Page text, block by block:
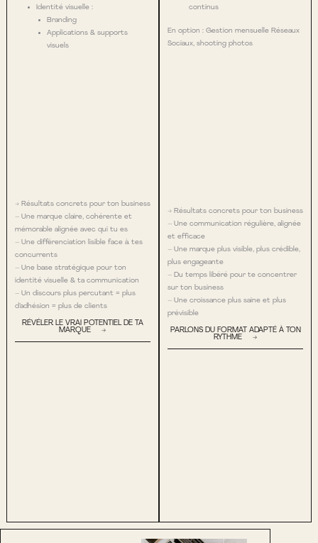
Identité visuelle :
Branding
Applications & supports
visuels
→ Résultats concrets pour ton business
– Une marque claire, cohérente et
mémorable alignée avec qui tu es
– Une différenciation lisible face à tes
concurrents
– Une base stratégique pour ton
identité visuelle & ta communication
– Un discours plus percutant = plus
d’adhésion = plus de clients
RÉVÉLER LE VRAI POTENTIEL DE TA
MARQUE →
continus
En option : Gestion mensuelle Réseaux
Sociaux, shooting photos
→ Résultats concrets pour ton business
– Une communication régulière, alignée
et efficace
– Une marque plus visible, plus crédible,
plus engageante
– Du temps libéré pour te concentrer
sur ton business
– Une croissance plus saine et plus
prévisible
PARLONS DU FORMAT ADAPTÉ À TON
RYTHME →